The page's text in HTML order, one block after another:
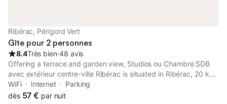
Ribérac, Périgord Vert
Gîte pour 2 personnes
8.4Très bien⋅48 avis
Offering a terrace and garden view, Studios ou Chambre SDB
avec extérieur centre-ville Ribérac is situated in Ribérac, 20 km
from Bourdeilles Castle and 32 km from Périgueux Golf Course.
WiFi Internet
Parking
dès 57 € par nuit